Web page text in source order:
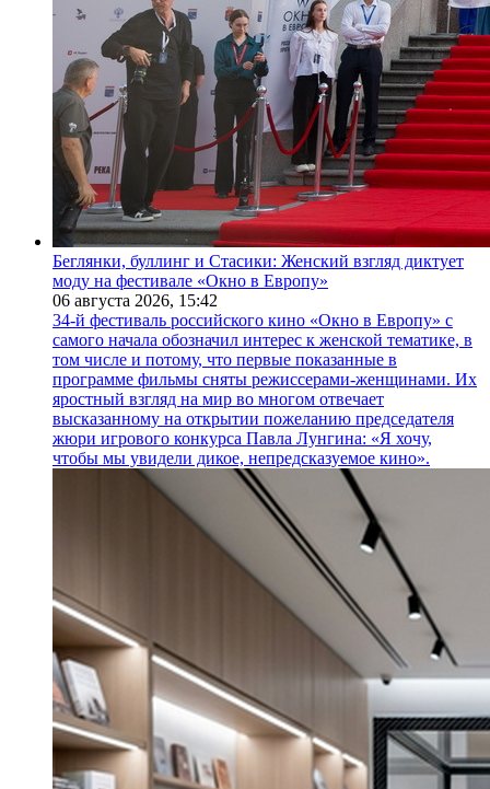
Беглянки, буллинг и Стасики: Женский взгляд диктует
моду на фестивале «Окно в Европу»
06 августа 2026, 15:42
34-й фестиваль российского кино «Окно в Европу» с
самого начала обозначил интерес к женской тематике, в
том числе и потому, что первые показанные в
программе фильмы сняты режиссерами-женщинами. Их
яростный взгляд на мир во многом отвечает
высказанному на открытии пожеланию председателя
жюри игрового конкурса Павла Лунгина: «Я хочу,
чтобы мы увидели дикое, непредсказуемое кино».